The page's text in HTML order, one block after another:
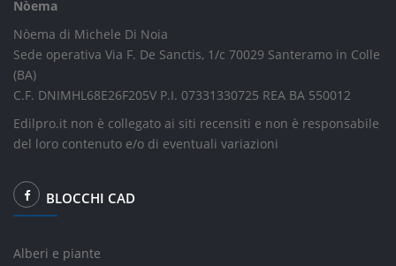
Nòema
Nòema di Michele Di Noia
Sede operativa Via F. De Sanctis, 1/c 70029 Santeramo in Colle
(BA)
C.F. DNIMHL68E26F205V P.I. 07331330725 REA BA 550012
Edilpro.it non è collegato ai siti recensiti e non è responsabile
del loro contenuto e/o di eventuali variazioni
BLOCCHI CAD
Alberi e piante